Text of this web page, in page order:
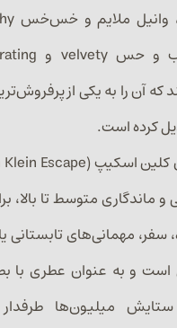
که آن را به یکی از
و ماندگاری متوسط تا
سفر، مهمانی‌های تابستانی
است و به عنوان عطری با
میلیون‌ها طرفدار